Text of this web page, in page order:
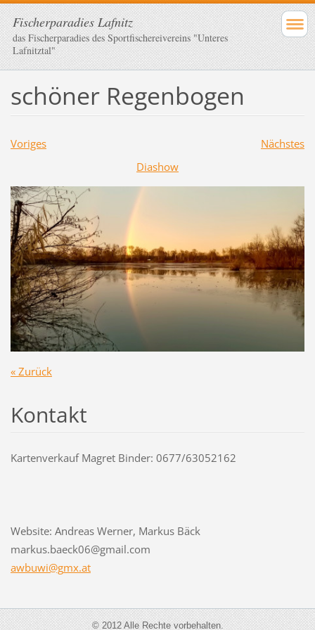
Fischerparadies Lafnitz
das Fischerparadies des Sportfischereivereins "Unteres
Lafnitztal"
schöner Regenbogen
Voriges
Nächstes
Diashow
« Zurück
Kontakt
Kartenverkauf Magret Binder: 0677/63052162
Website: Andreas Werner, Markus Bäck
markus.baeck06@gmail.com
awbuwi@gmx.at
© 2012 Alle Rechte vorbehalten.